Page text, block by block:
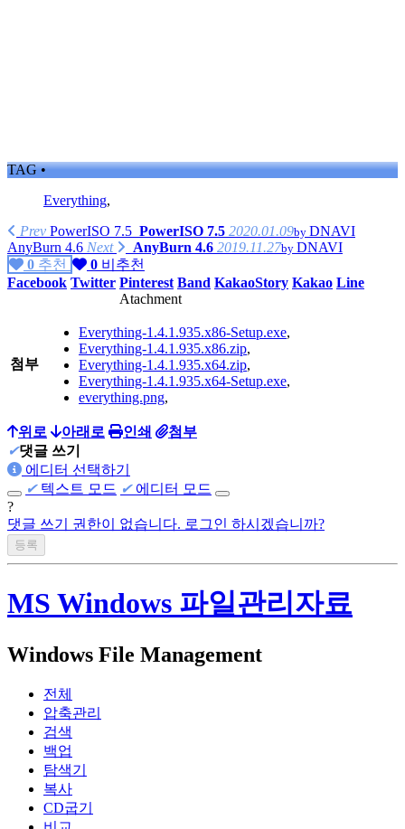
TAG •
Everything,
Prev PowerISO 7.5 PowerISO 7.5 2020.01.09by DNAVI
AnyBurn 4.6 Next AnyBurn 4.6 2019.11.27by DNAVI
0 추천 0 비추천
Facebook Twitter Pinterest Band KakaoStory Kakao Line
Atachment
첨부
Everything-1.4.1.935.x86-Setup.exe,
Everything-1.4.1.935.x86.zip,
Everything-1.4.1.935.x64.zip,
Everything-1.4.1.935.x64-Setup.exe,
everything.png,
위로 아래로 인쇄
첨부
✔댓글 쓰기
에디터 선택하기
✔ 텍스트 모드 ✔ 에디터 모드
?
댓글 쓰기 권한이 없습니다. 로그인 하시겠습니까?
MS Windows 파일관리자료
Windows File Management
전체
압축관리
검색
백업
탐색기
복사
CD굽기